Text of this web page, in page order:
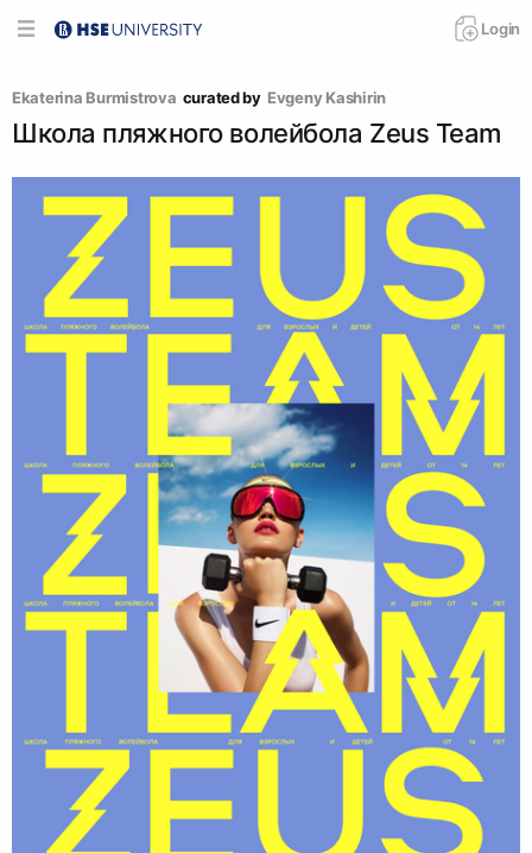
Login
Ekaterina Burmistrova curated by Evgeny Kashirin
Школа пляжного волейбола Zeus Team